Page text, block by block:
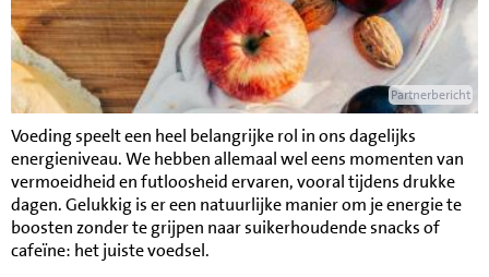
Partnerbericht
Voeding speelt een heel belangrijke rol in ons dagelijks
energieniveau. We hebben allemaal wel eens momenten van
vermoeidheid en futloosheid ervaren, vooral tijdens drukke
dagen. Gelukkig is er een natuurlijke manier om je energie te
boosten zonder te grijpen naar suikerhoudende snacks of
cafeïne: het juiste voedsel.